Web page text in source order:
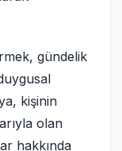
gündelik
kişinin
olan
hakkında